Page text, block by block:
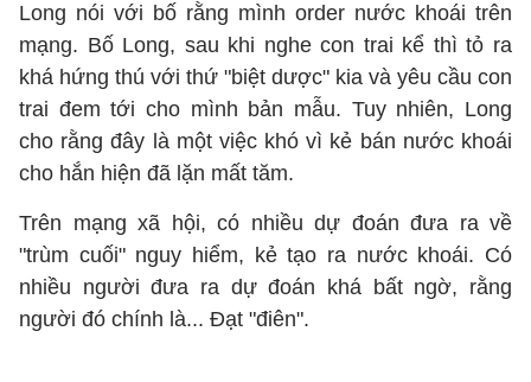
Long nói với bố rằng mình order nước khoái trên
mạng. Bố Long, sau khi nghe con trai kể thì tỏ ra
khá hứng thú với thứ "biệt dược" kia và yêu cầu con
trai đem tới cho mình bản mẫu. Tuy nhiên, Long
cho rằng đây là một việc khó vì kẻ bán nước khoái
cho hắn hiện đã lặn mất tăm.
Trên mạng xã hội, có nhiều dự đoán đưa ra về
"trùm cuối" nguy hiểm, kẻ tạo ra nước khoái. Có
nhiều người đưa ra dự đoán khá bất ngờ, rằng
người đó chính là... Đạt "điên".